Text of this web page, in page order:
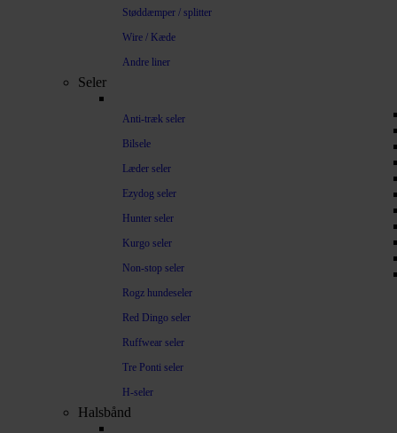
Støddæmper / splitter
Wire / Kæde
Andre liner
Seler
Anti-træk seler
Bilsele
Læder seler
Ezydog seler
Hunter seler
Kurgo seler
Non-stop seler
Rogz hundeseler
Red Dingo seler
Ruffwear seler
Tre Ponti seler
H-seler
Halsbånd